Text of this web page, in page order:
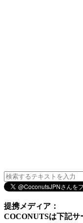
提携メディア：
COCONUTSは下記サ